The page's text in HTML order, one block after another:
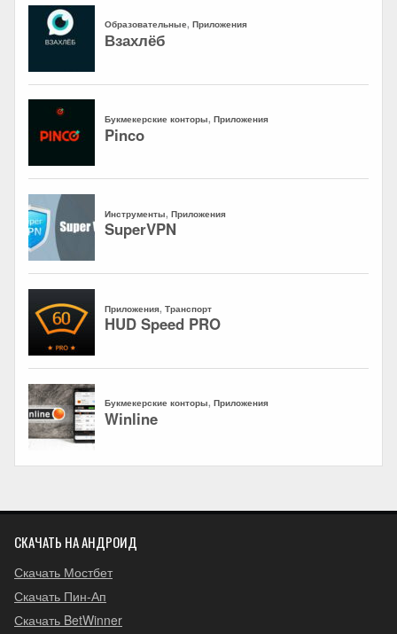
СКАЧАТЬ НА АНДРОИД
Скачать Мостбет
Скачать Пин-Ап
Скачать BetWinner